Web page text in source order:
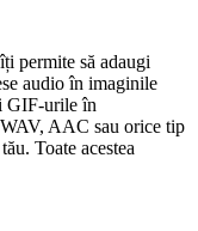
permite să adaugi
audio în imaginile
GIF-urile în
AAC sau orice tip
Toate acestea